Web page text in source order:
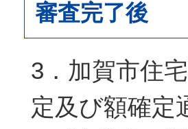
審査完了後
3．加賀市住
定及び額確定